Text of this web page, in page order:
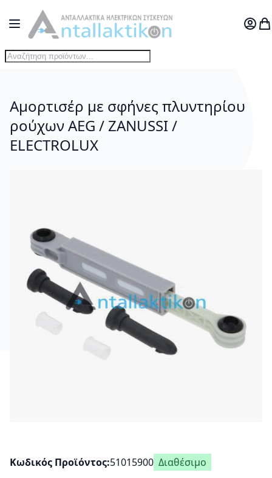
Μετάβαση στο περιεχόμενο
Toggle Nav
Ο
Αμορτισέρ με σφήνες πλυντηρίου
ρούχων AEG / ZANUSSI /
ELECTROLUX
Κωδικός Προϊόντος 51015900 Διαθέσιμο